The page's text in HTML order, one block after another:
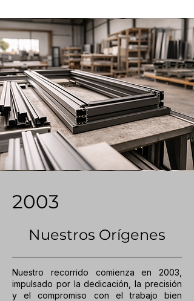
2003
Nuestros Orígenes
Nuestro recorrido comienza en 2003,
impulsado por la dedicación, la precisión
y el compromiso con el trabajo bien